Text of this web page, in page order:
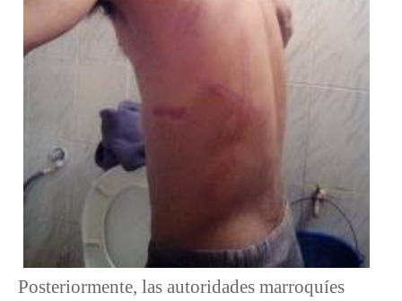
Posteriormente, las autoridades marroquíes